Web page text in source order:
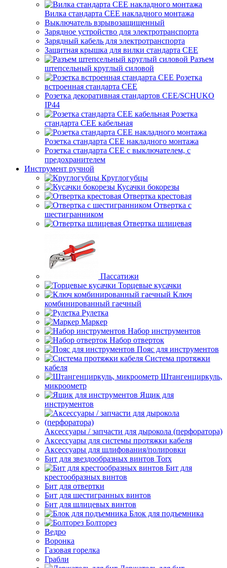
Вилка стандарта CEE накладного монтажа
Выключатель взрывозащищенный
Зарядное устройство для электротранспорта
Зарядный кабель для электротранспорта
Защитная крышка для вилки стандарта CEE
Разъем
штепсельный круглый силовой
Розетка
встроенная стандарта CEE
Розетка декоративная стандартов CEE/SCHUKO
IP44
Розетка
стандарта СЕЕ кабельная
Розетка стандарта СЕЕ накладного монтажа
Розетка стандарта СЕЕ с выключателем, с
предохранителем
Инструмент ручной
Круглогубцы
Кусачки бокорезы
Отвертка крестовая
Отвертка с
шестигранником
Отвертка шлицевая
Пассатижи
Торцевые кусачки
Ключ
комбинированный гаечный
Рулетка
Маркер
Набор инструментов
Набор отверток
Пояс для инструментов
Система протяжки
кабеля
Штангенциркуль,
микроометр
Ящик для
инструментов
Аксессуары / запчасти для дырокола (перфоратора)
Аксессуары для системы протяжки кабеля
Аксессуары для шлифования/полировки
Бит для звездообразных винтов Torx
Бит для
крестообразных винтов
Бит для отвертки
Бит для шестигранных винтов
Бит для шлицевых винтов
Блок для подъемника
Болторез
Ведро
Воронка
Газовая горелка
Грабли